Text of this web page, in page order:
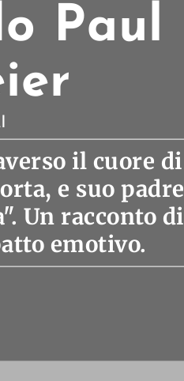
Paul
il cuore di
e suo padre
Un racconto di
emotivo.